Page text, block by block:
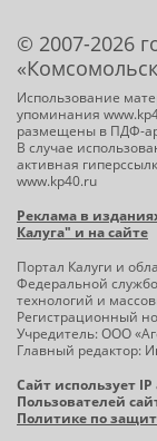
© 2007-2026
Использование
упоминания
размещены в ПДФ-
В случае
активная
www.kp40.ru
Реклама в
Калуга" и на сайте
Портал Калуги и
Федеральной
технологий и
Регистрационный
Учредитель: ООО
Главный редактор:
Сайт использует
Пользователей
Политике по